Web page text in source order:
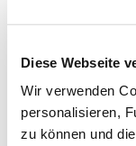
Diese Webseite
Wir verwenden
personalisieren,
zu können und
Uhr Heilige
Wo?
17489